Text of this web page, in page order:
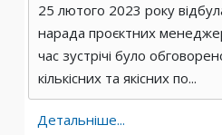
25 лютого 2023 року
нарада проєктних
час зустрічі було
кількісних та якісних по...
Детальніше...